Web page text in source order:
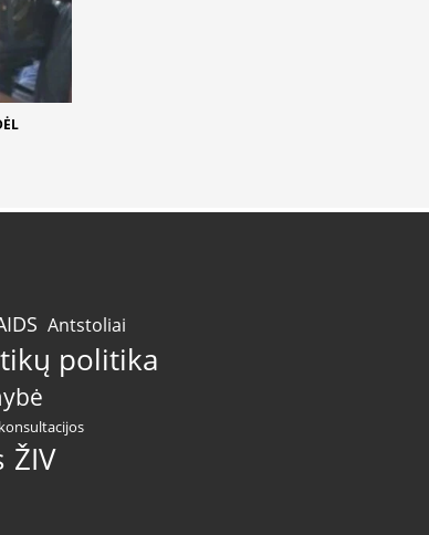
Antstoliai
politika
ŽIV